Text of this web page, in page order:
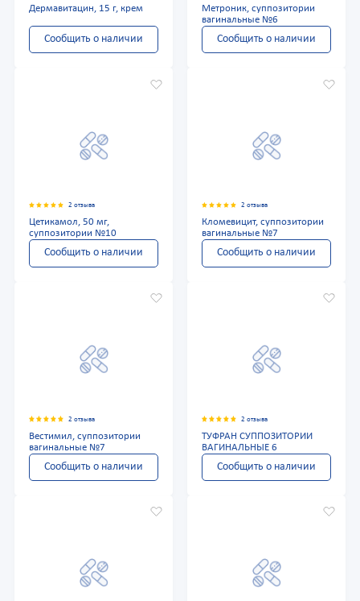
Дермавитацин, 15 г, крем
Сообщить о наличии
Метроник, суппозитории
вагинальные №6
Сообщить о наличии
2 отзыва
Цетикамол, 50 мг,
суппозитории №10
Сообщить о наличии
2 отзыва
Кломевицит, суппозитории
вагинальные №7
Сообщить о наличии
2 отзыва
Вестимил, суппозитории
вагинальные №7
Сообщить о наличии
2 отзыва
ТУФРАН СУППОЗИТОРИИ
ВАГИНАЛЬНЫЕ 6
Сообщить о наличии